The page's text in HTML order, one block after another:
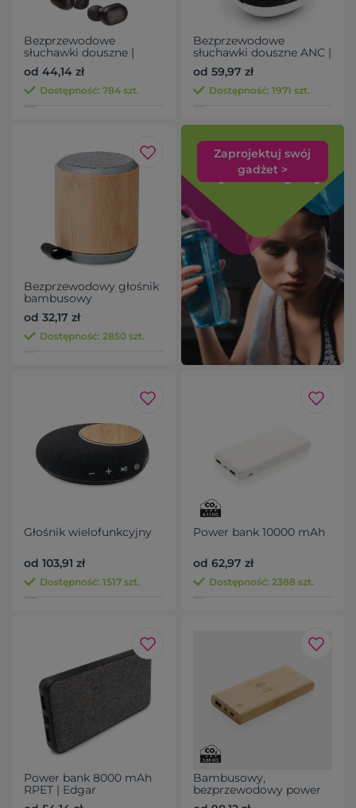
Bezprzewodowe
słuchawki douszne |
Patrick
od 44,14 zł
Dostępność: 784 szt.
Bezprzewodowe
słuchawki douszne ANC |
Alden
od 59,97 zł
Dostępność: 1971 szt.
Bezprzewodowy głośnik
bambusowy
od 32,17 zł
Dostępność: 2850 szt.
Zaprojektuj swój
gadżet >
Głośnik wielofunkcyjny
od 103,91 zł
Dostępność: 1517 szt.
Power bank 10000 mAh
od 62,97 zł
Dostępność: 2388 szt.
Power bank 8000 mAh
RPET | Edgar
Bambusowy,
bezprzewodowy power
bank 8000 mAh,